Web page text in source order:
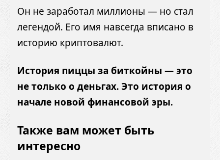
Он не заработал миллионы — но стал
легендой. Его имя навсегда вписано в
историю криптовалют.
История пиццы за биткойны — это
не только о деньгах. Это история о
начале новой финансовой эры.
Также вам может быть
интересно